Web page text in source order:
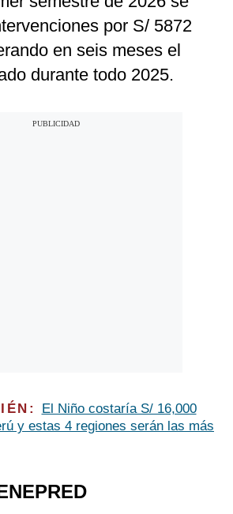
por S/ 5872
en seis meses el
durante todo 2025.
El Niño costaría S/ 16,000
y estas 4 regiones serán las más